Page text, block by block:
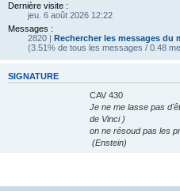
Dernière visite :
jeu. 6 août 2026 12:22
Messages :
2820 | Rechercher les messages du
(3.51% de tous les messages / 0.48
SIGNATURE
CAV 430
Je ne me lasse pas
de Vinci )
on ne résoud pas les
(Enstein)